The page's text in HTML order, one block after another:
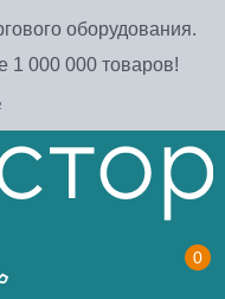
оборудования.
1 000 000 товаров!
0